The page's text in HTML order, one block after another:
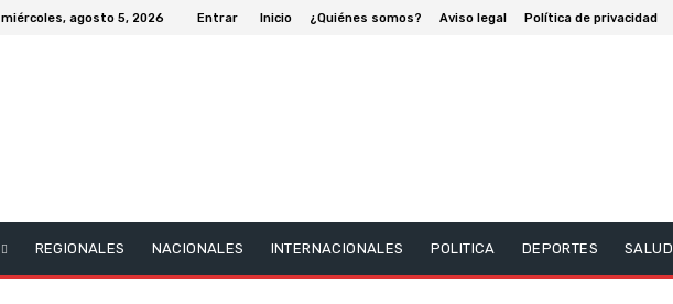
miércoles, agosto 5, 2026 Entrar Inicio ¿Quiénes somos? Aviso legal Política de privacidad
REGIONALES NACIONALES INTERNACIONALES POLITICA DEPORTES SALUD